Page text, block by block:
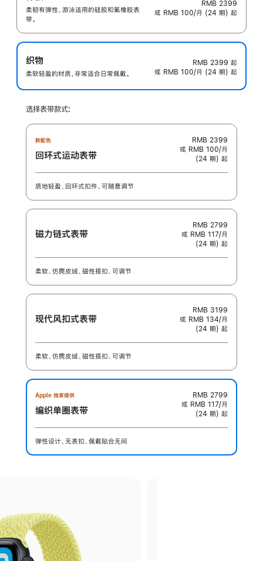
柔韧有弹性、游泳适用的硅胶和氟橡胶表
带。
RMB 2399
或 RMB 100/月 (24 期) 起
织物
柔软轻盈的材质，非常适合日常佩戴。
RMB 2399 起
或 RMB 100/月 (24 期) 起
选择表带款式:
新配色
回环式运动表带
RMB 2399
或 RMB 100/月
(24 期) 起
质地轻盈、回环式扣件、可随意调节
磁力链式表带
RMB 2799
或 RMB 117/月
(24 期) 起
柔软、仿麂皮绒、磁性搭扣、可调节
现代风扣式表带
RMB 3199
或 RMB 134/月
(24 期) 起
柔软、仿麂皮绒、磁性搭扣、可调节
Apple 独家提供
编织单圈表带
RMB 2799
或 RMB 117/月
(24 期) 起
弹性设计、无表扣、佩戴贴合无间